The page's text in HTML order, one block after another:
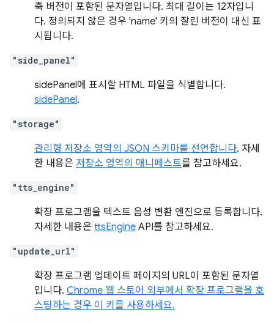
축 버전이 포함된 문자열입니다. 최대 길이는 12자입니
다. 정의되지 않은 경우 'name' 키의 잘린 버전이 대신 표
시됩니다.
"side_panel"
sidePanel에 표시할 HTML 파일을 식별합니다.
sidePanel.
"storage"
관리형 저장소 영역의 JSON 스키마를 선언합니다. 자세
한 내용은 저장소 영역의 매니페스트를 참고하세요.
"tts_engine"
확장 프로그램을 텍스트 음성 변환 엔진으로 등록합니다.
자세한 내용은 ttsEngine API를 참고하세요.
"update_url"
확장 프로그램 업데이트 페이지의 URL이 포함된 문자열
입니다. Chrome 웹 스토어 외부에서 확장 프로그램을 호
스팅하는 경우 이 키를 사용하세요.